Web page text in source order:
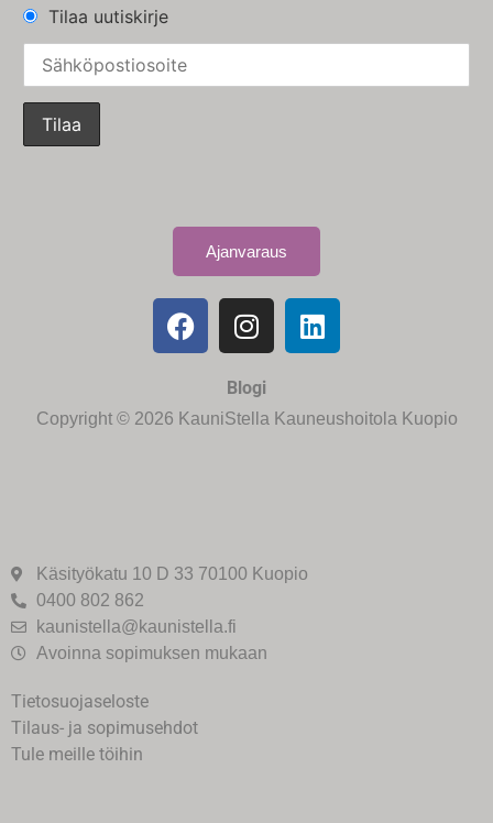
Tilaa uutiskirje
Ajanvaraus
Blogi
Copyright © 2026 KauniStella Kauneushoitola Kuopio
Käsityökatu 10 D 33 70100 Kuopio
0400 802 862
kaunistella@kaunistella.fi
Avoinna sopimuksen mukaan
Tietosuojaseloste
Tilaus- ja sopimusehdot
Tule meille töihin